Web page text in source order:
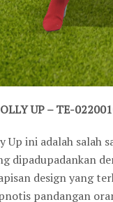
UP – TE-
Up ini adalah
dipadupadankan
design yang
pandangan